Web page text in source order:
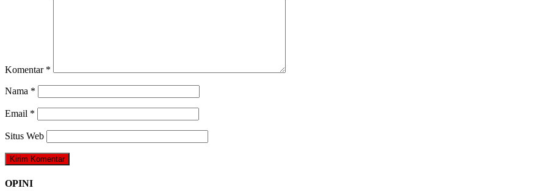
Komentar *
Nama *
Email *
Situs Web
OPINI